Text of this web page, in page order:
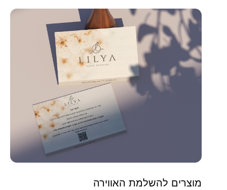
מוצרים להשלמת האווירה